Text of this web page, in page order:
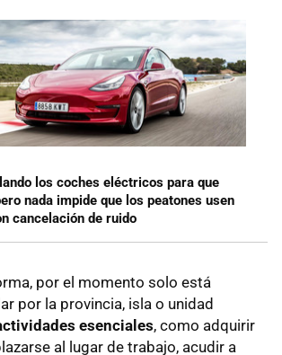
los coches eléctricos para que
nada impide que los peatones usen
cancelación de ruido
por el momento solo está
por la provincia, isla o unidad
esenciales, como adquirir
al lugar de trabajo, acudir a